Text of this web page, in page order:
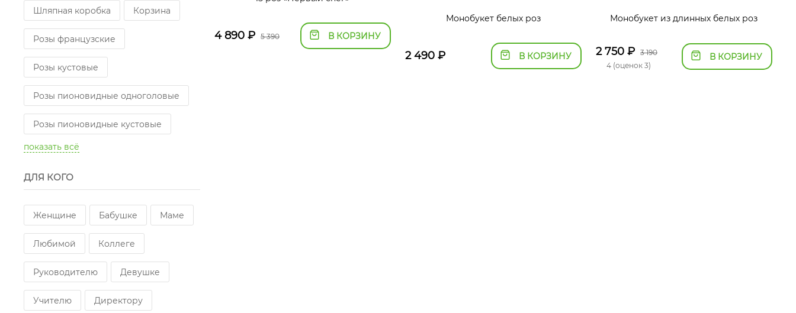
Шляпная коробка Корзина
Розы французские
Розы кустовые
Розы пионовидные одноголовые
Розы пионовидные кустовые
Розы одноголовые длинные
показать всё
ДЛЯ КОГО
Женщине Бабушке Маме
Любимой Коллеге
Руководителю Девушке
Учителю Директору
4 890 ₽ 5 390 В КОРЗИНУ
Монобукет белых роз
2 490₽ В КОРЗИНУ
Монобукет из длинных белых роз
2 750₽
3 190
4 (оценок 3)
В КОРЗИНУ